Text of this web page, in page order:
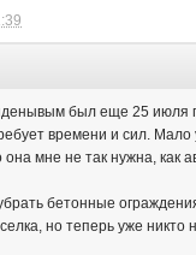
был еще 25 июля
времени и сил. Мало
она мне не так нужна,
бетонные
но теперь уже никто